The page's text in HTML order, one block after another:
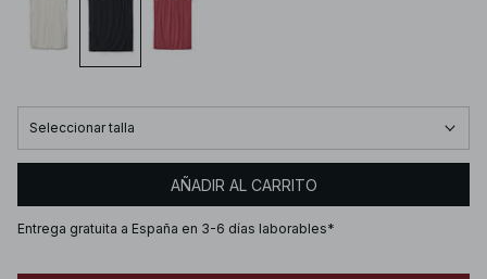
Seleccionar talla
AÑADIR AL CARRITO
Entrega gratuita a España en 3-6 días laborables*